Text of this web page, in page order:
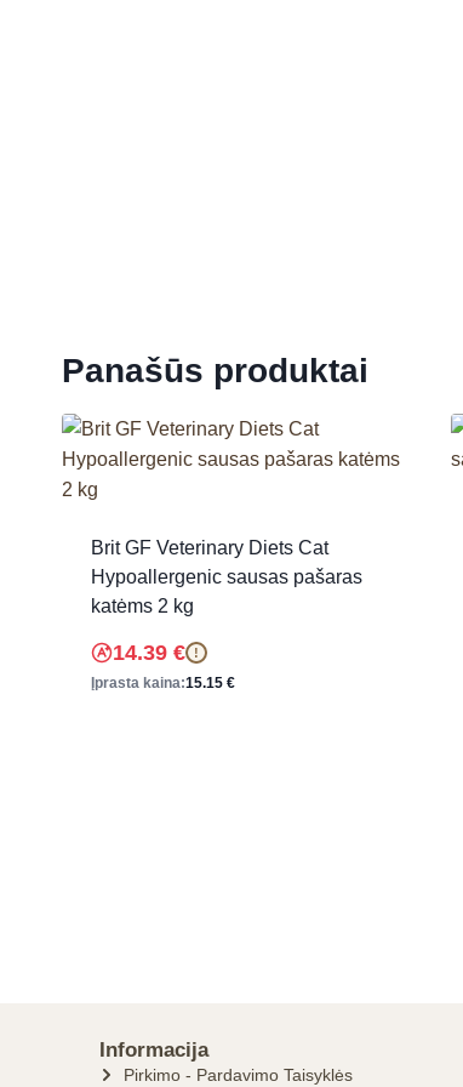
Panašūs produktai
Brit GF Veterinary Diets Cat
Hypoallergenic sausas pašaras
katėms 2 kg
14.39 € !
Įprasta kaina:15.15 €
Informacija
Pirkimo - Pardavimo Taisyklės